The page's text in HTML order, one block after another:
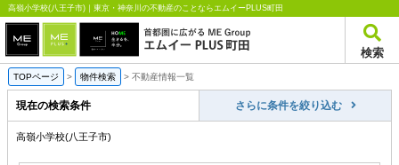
高嶺小学校(八王子市)｜東京・神奈川の不動産のことならエムイーPLUS町田
検索
TOPページ > 物件検索 > 不動産情報一覧
現在の検索条件 さらに条件を絞り込む
高嶺小学校(八王子市)